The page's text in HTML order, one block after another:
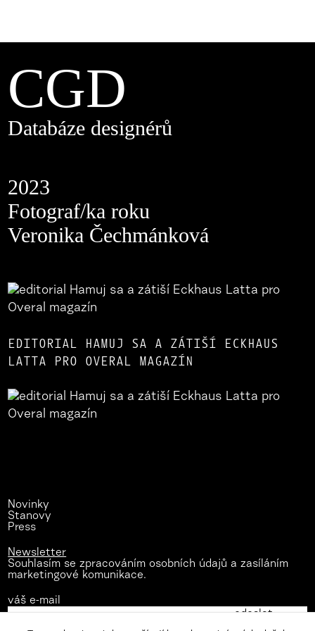
CGD
Databáze designérů
2023
Fotograf/ka roku
Veronika Čechmánková
EDITORIAL HAMUJ SA A ZÁTIŠÍ ECKHAUS
LATTA PRO OVERAL MAGAZÍN
Novinky
Stanovy
Press
Newsletter
Souhlasím se zpracováním osobních údajů a zasíláním
marketingové komunikace.
váš e-mail